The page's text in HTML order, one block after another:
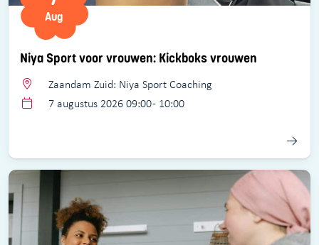
Niya Sport voor vrouwen: Kickboks vrouwen
Aug
Zaandam Zuid: Niya Sport Coaching
7 augustus 2026 09:00 - 10:00